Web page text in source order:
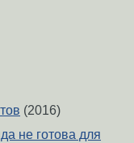
(2016)
не готова для